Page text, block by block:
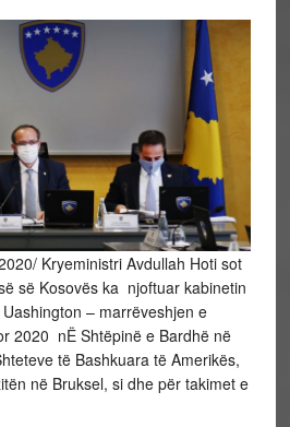
Kryeministri Avdullah Hoti sot
së Kosovës ka njoftuar kabinetin
– marrëveshjen e
2020 nË Shtëpinë e Bardhë në
të Bashkuara të Amerikës,
në Bruksel, si dhe për takimet e